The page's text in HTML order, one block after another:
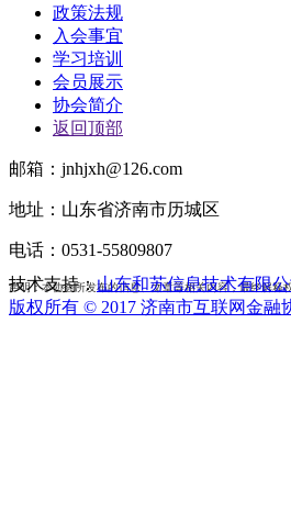
政策法规
入会事宜
学习培训
会员展示
协会简介
返回顶部
邮箱：jnhjxh@126.com
地址：山东省济南市历城区
电话：0531-55809807
声明：本协会所发布的信息、文章等相关内容，最终解释
技术支持：山东和苏信息技术有限
版权所有 © 2017 济南市互联网金融